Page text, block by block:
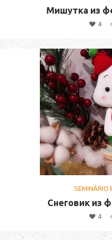
Мишутка из
4
SEMINÁRIO
Снеговик из
4